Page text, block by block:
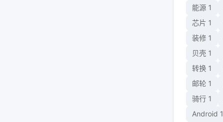
能源 1
芯片 1
装修 1
贝壳 1
转换 1
邮轮 1
骑行 1
Android 1